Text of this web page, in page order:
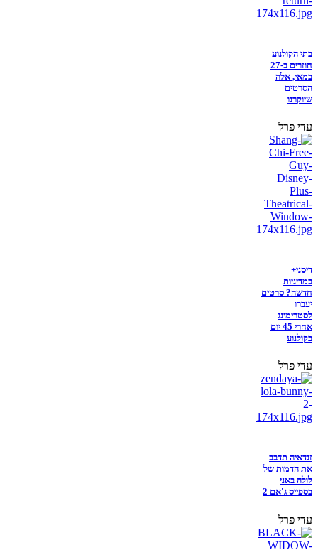
בתי הקולנוע
חוזרים ב-27
במאי, אלה
הסרטים
שיוקרנו
עדי פרל
דיסני+
במדיניות
חדשה? סרטים
יעברו
לסטרימינג
אחרי 45 יום
בקולנוע
עדי פרל
זנדאיה תדבב
את הדמות של
לולה באני
בספייס ג'אם 2
עדי פרל